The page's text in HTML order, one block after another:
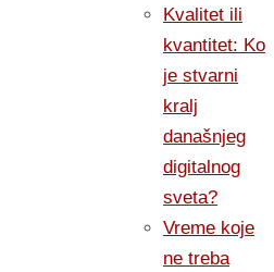
Kvalitet ili
kvantitet: Ko
je stvarni
kralj
današnjeg
digitalnog
sveta?
Vreme koje
ne treba